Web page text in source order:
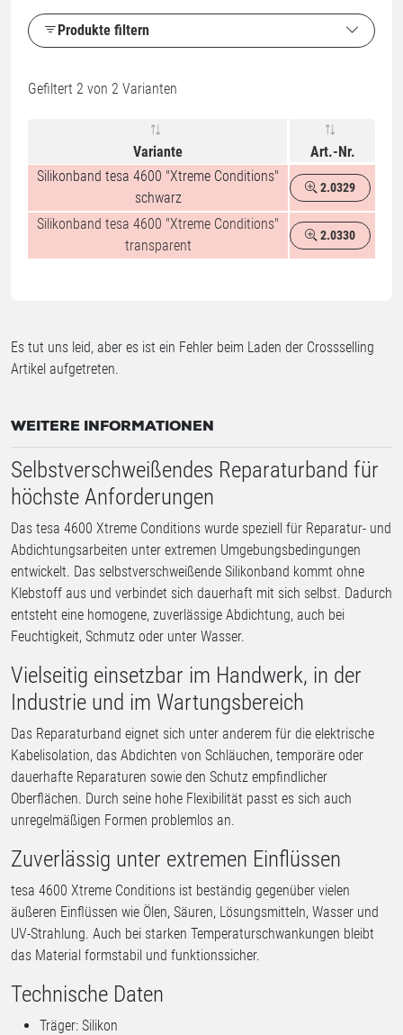
Produkte filtern
Gefiltert 2 von 2 Varianten
Variante
Art.-Nr.
Silikonband tesa 4600 "Xtreme Conditions"
schwarz
2.0329
Silikonband tesa 4600 "Xtreme Conditions"
transparent
2.0330
Es tut uns leid, aber es ist ein Fehler beim Laden der Crossselling
Artikel aufgetreten.
WEITERE INFORMATIONEN
Selbstverschweißendes Reparaturband für
höchste Anforderungen
Das tesa 4600 Xtreme Conditions wurde speziell für Reparatur- und
Abdichtungsarbeiten unter extremen Umgebungsbedingungen
entwickelt. Das selbstverschweißende Silikonband kommt ohne
Klebstoff aus und verbindet sich dauerhaft mit sich selbst. Dadurch
entsteht eine homogene, zuverlässige Abdichtung, auch bei
Feuchtigkeit, Schmutz oder unter Wasser.
Vielseitig einsetzbar im Handwerk, in der
Industrie und im Wartungsbereich
Das Reparaturband eignet sich unter anderem für die elektrische
Kabelisolation, das Abdichten von Schläuchen, temporäre oder
dauerhafte Reparaturen sowie den Schutz empfindlicher
Oberflächen. Durch seine hohe Flexibilität passt es sich auch
unregelmäßigen Formen problemlos an.
Zuverlässig unter extremen Einflüssen
tesa 4600 Xtreme Conditions ist beständig gegenüber vielen
äußeren Einflüssen wie Ölen, Säuren, Lösungsmitteln, Wasser und
UV-Strahlung. Auch bei starken Temperaturschwankungen bleibt
das Material formstabil und funktionssicher.
Technische Daten
Träger: Silikon